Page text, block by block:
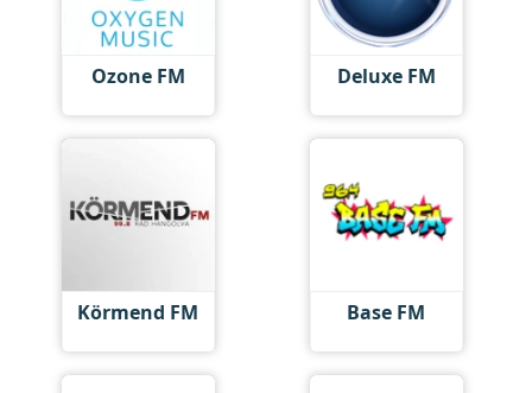
Ozone FM Deluxe FM
Körmend FM Base FM